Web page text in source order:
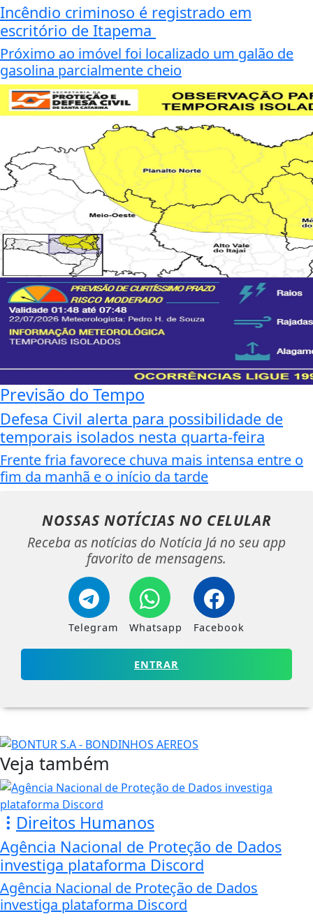
Incêndio criminoso é registrado em
escritório de Itapema
Próximo ao imóvel foi localizado um galão de
gasolina parcialmente cheio
Previsão do Tempo
Defesa Civil alerta para possibilidade de
temporais isolados nesta quarta-feira
Frente fria favorece chuva mais intensa entre o
fim da manhã e o início da tarde
NOSSAS NOTÍCIAS NO CELULAR
Receba as notícias do Notícia Já no seu app
favorito de mensagens.
Telegram Whatsapp Facebook
ENTRAR
Veja também
Direitos Humanos
Agência Nacional de Proteção de Dados
investiga plataforma Discord
Agência Nacional de Proteção de Dados
investiga plataforma Discord